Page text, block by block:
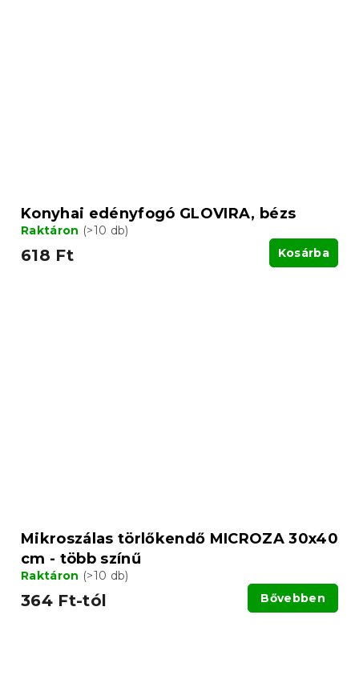
Konyhai edényfogó GLOVIRA, bézs
Raktáron (>10 db)
618 Ft Kosárba
Mikroszálas törlőkendő MICROZA 30x40
cm - több színű
Raktáron (>10 db)
364 Ft-tól Bővebben